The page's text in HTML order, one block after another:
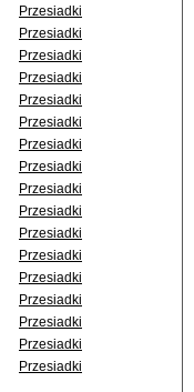
Przesiadki
Przesiadki
Przesiadki
Przesiadki
Przesiadki
Przesiadki
Przesiadki
Przesiadki
Przesiadki
Przesiadki
Przesiadki
Przesiadki
Przesiadki
Przesiadki
Przesiadki
Przesiadki
Przesiadki